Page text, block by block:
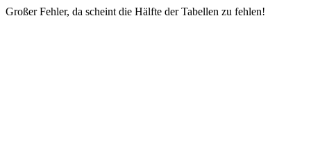
Großer Fehler, da scheint die Hälfte der Tabellen zu fehlen!